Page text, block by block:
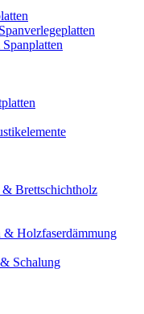
Brettschichtholz
& Holzfaserdämmung
Schalung